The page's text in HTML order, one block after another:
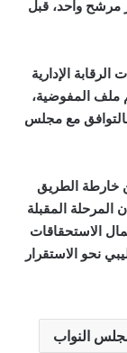
مرشح واحد، قبل
الإدارية
ملف المفوضية،
مع مجلس
خارطة الطريق
المرحلة المقبلة
الاستحقاقات
نحو الاستقرار
النواب